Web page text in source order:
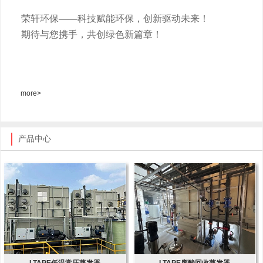
荣轩环保——科技赋能环保，创新驱动未来！
期待与您携手，共创绿色新篇章！
more>
产品中心